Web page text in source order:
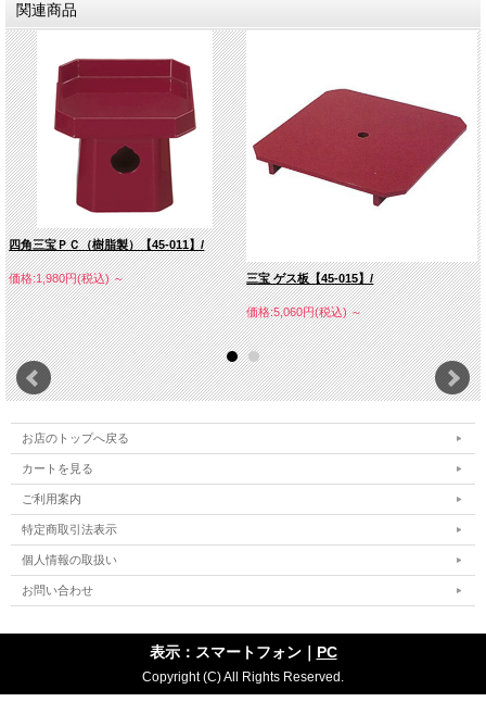
関連商品
四角三宝ＰＣ（樹脂製）【45-011】/
価格:1,980円(税込)～ 三宝 ゲス板【45-015】/
価格:5,060円(税込)～
お店のトップへ戻る
カートを見る
ご利用案内
特定商取引法表示
個人情報の取扱い
お問い合わせ
表示：スマートフォン｜ PC
Copyright (C) All Rights Reserved.